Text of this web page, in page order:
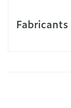
Fabricants